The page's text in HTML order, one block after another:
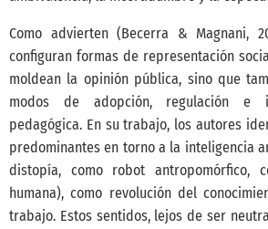
Como advierten(Becerra & Magnani,
configuran formas de representación
moldean la opinión pública, sino que
modos de adopción, regulación e
pedagógica. En su trabajo, los autores
predominantes en torno a la inteligencia
distopía, como robot antropomórfico,
humana), como revolución del
trabajo. Estos sentidos, lejos de ser